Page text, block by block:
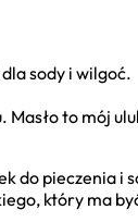
sody i wilgoć.
to mój
do pieczenia i
który ma